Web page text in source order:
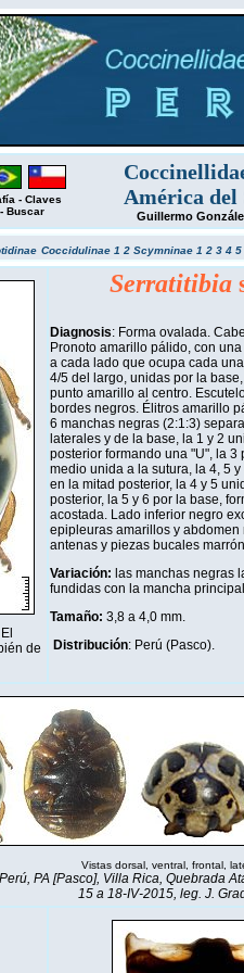
- Claves
- Buscar
América del
Guillermo
Coccidulinae 1 2 Scymninae 1 2 3 4 5
de
Serratitibia
Diagnosis: Forma ovalada.
Pronoto amarillo pálido, con
a cada lado que ocupa cada
4/5 del largo, unidas por la
punto amarillo al centro.
bordes negros. Élitros amarillo
6 manchas negras (2:1:3)
laterales y de la base, la 1 y 2
posterior formando una "U", la 3
medio unida a la sutura, la 4, 5
en la mitad posterior, la 4 y 5
posterior, la 5 y 6 por la base,
acostada. Lado inferior negro
epipleuras amarillos y abdomen
antenas y piezas bucales
Variación: las manchas negras
fundidas con la mancha
Tamaño: 3,8 a 4,0 mm.
Distribución: Perú (Pasco).
Vistas dorsal, ventral, frontal,
PA [Pasco], Villa Rica, Quebrada
15 a 18-IV-2015, leg. J.